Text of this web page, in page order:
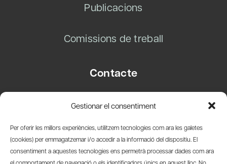
Gestionar el consentiment
Per oferir les millors experiències, utilitzem tecnologies com ara les galetes
(cookies) per emmagatzemar i/o accedir a la informació del dispositiu. El
consentiment a aquestes tecnologies ens permetrà processar dades com ara
Publicacions
Comissions de treball
Contacte
08003 Barcelona
info@amicsdelpais.com
Suscripció Newsletter